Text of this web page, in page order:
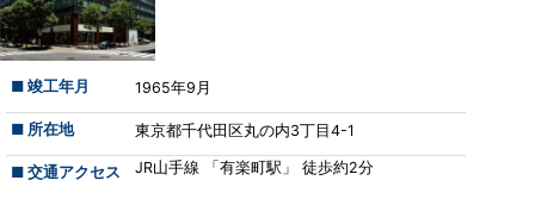
■ 竣工年月 1965年9月
■ 所在地 東京都千代田区丸の内3丁目4-1
■ 交通アクセス JR山手線 「有楽町駅」 徒歩約2分